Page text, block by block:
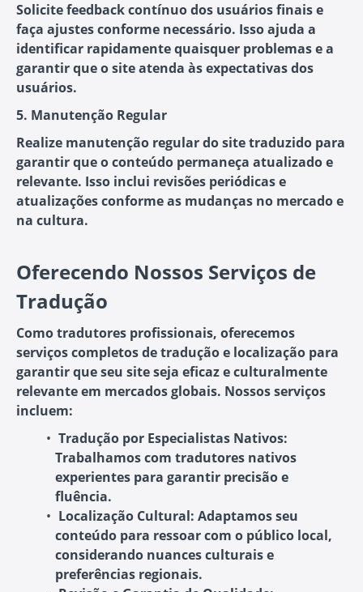
Solicite feedback contínuo dos usuários finais e
faça ajustes conforme necessário. Isso ajuda a
identificar rapidamente quaisquer problemas e a
garantir que o site atenda às expectativas dos
usuários.
5. Manutenção Regular
Realize manutenção regular do site traduzido para
garantir que o conteúdo permaneça atualizado e
relevante. Isso inclui revisões periódicas e
atualizações conforme as mudanças no mercado e
na cultura.
Oferecendo Nossos Serviços de
Tradução
Como tradutores profissionais, oferecemos
serviços completos de tradução e localização para
garantir que seu site seja eficaz e culturalmente
relevante em mercados globais. Nossos serviços
incluem:
Tradução por Especialistas Nativos:
Trabalhamos com tradutores nativos
experientes para garantir precisão e
fluência.
Localização Cultural: Adaptamos seu
conteúdo para ressoar com o público local,
considerando nuances culturais e
preferências regionais.